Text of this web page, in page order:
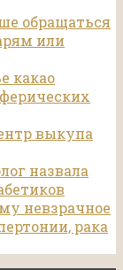
обращаться
или
какао
выкупа
назвала
невзрачное
рака